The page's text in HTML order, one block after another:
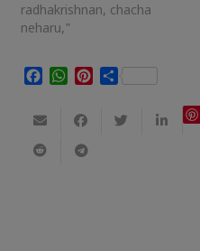
radhakrishnan, chacha
neharu,"
Facebook
WhatsApp
Pinterest
Share